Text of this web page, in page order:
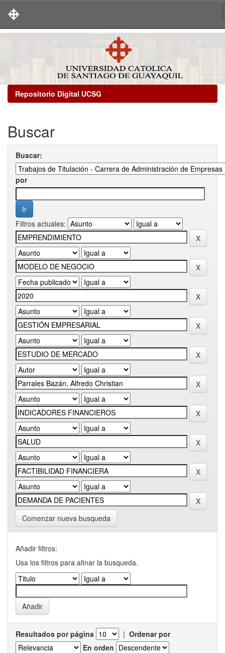
Repositorio Digital UCSG
Buscar
Buscar:
por
Filtros actuales:
Comenzar nueva busqueda
Añadir filtros:
Usa los filtros para afinar la busqueda.
Resultados por página | Ordenar por
En orden